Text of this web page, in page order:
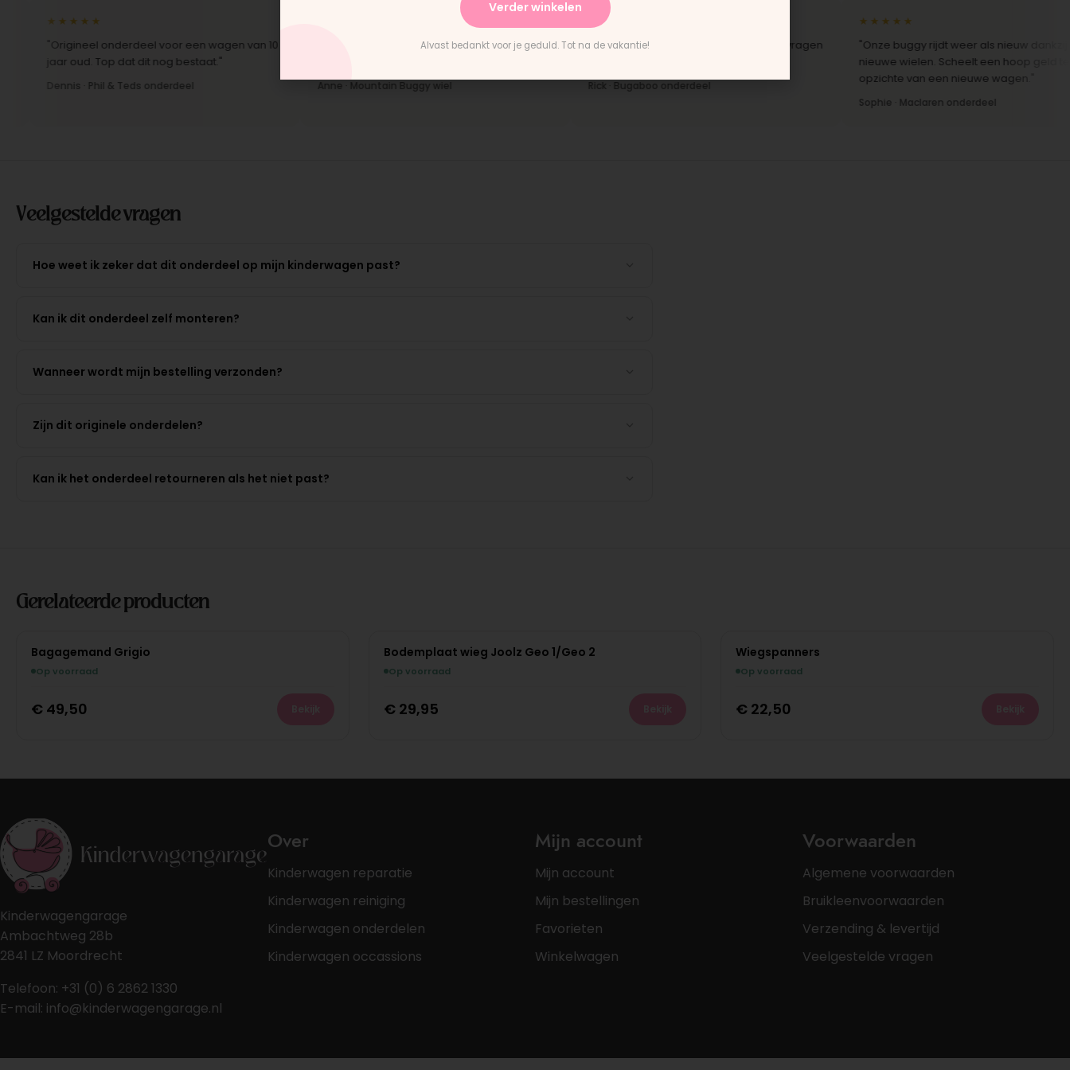
★★★★★
"Origineel onderdeel voor een wagen van 10
jaar oud. Top dat dit nog bestaat."
Dennis · Phil & Teds onderdeel
"Snelle levering en het paste perfect.
Anne · Mountain Buggy wiel
★★★★★
"Persoonlijk contact, snelle reactie op vragen
Rick · Bugaboo onderdeel
★★★★★
"Onze buggy rijdt weer als nieuw dankzij de
nieuwe wielen. Scheelt een hoop geld ten
opzichte van een nieuwe wagen."
Sophie · Maclaren onderdeel
Veelgestelde vragen
Hoe weet ik zeker dat dit onderdeel op mijn kinderwagen past?
Kan ik dit onderdeel zelf monteren?
Wanneer wordt mijn bestelling verzonden?
Zijn dit originele onderdelen?
Kan ik het onderdeel retourneren als het niet past?
Gerelateerde producten
Bagagemand Grigio
Op voorraad
€ 49,50
Bodemplaat wieg Joolz Geo 1/Geo 2
Op voorraad
€ 29,95
Wiegspanners
Op voorraad
€ 22,50
Kinderwagengarage
Ambachtweg 28b
2841 LZ Moordrecht
Telefoon: +31 (0) 6 2862 1330
E-mail: info@kinderwagengarage.nl
Over
Kinderwagen reparatie
Kinderwagen reiniging
Kinderwagen onderdelen
Kinderwagen occassions
Mijn account
Mijn account
Mijn bestellingen
Favorieten
Winkelwagen
Voorwaarden
Algemene voorwaarden
Bruikleenvoorwaarden
Verzending & levertijd
Veelgestelde vragen
Verder winkelen
Alvast bedankt voor je geduld. Tot na de vakantie!